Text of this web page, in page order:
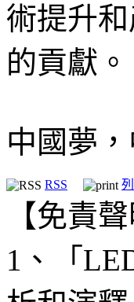
術提升
的貢獻。
中國夢，
RSS
【免責聲
1、「